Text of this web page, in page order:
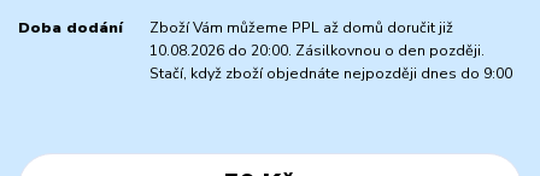
Doba dodání
Zboží Vám můžeme PPL až domů doručit již
10.08.2026 do 20:00. Zásilkovnou o den později.
Stačí, když zboží objednáte nejpozději dnes do 9:00